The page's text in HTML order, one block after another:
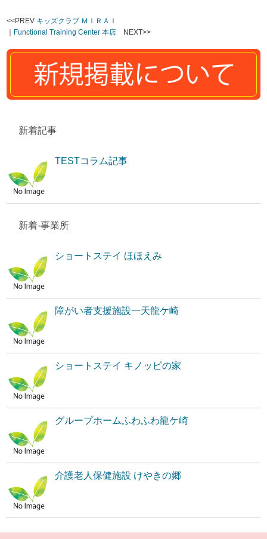
<<PREV キッズクラブ ＭＩＲＡＩ
｜ Functional Training Center 本店 NEXT>>
新着記事
TESTコラム記事
新着-事業所
ショートステイ ほほえみ
障がい者支援施設一天龍ケ崎
ショートステイ キノッピの家
グループホームふわふわ龍ケ崎
介護老人保健施設 けやきの郷